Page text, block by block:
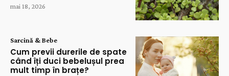
mai 18, 2026
Sarcină & Bebe
Cum previi durerile de spate
când îți duci bebelușul prea
mult timp în brațe?